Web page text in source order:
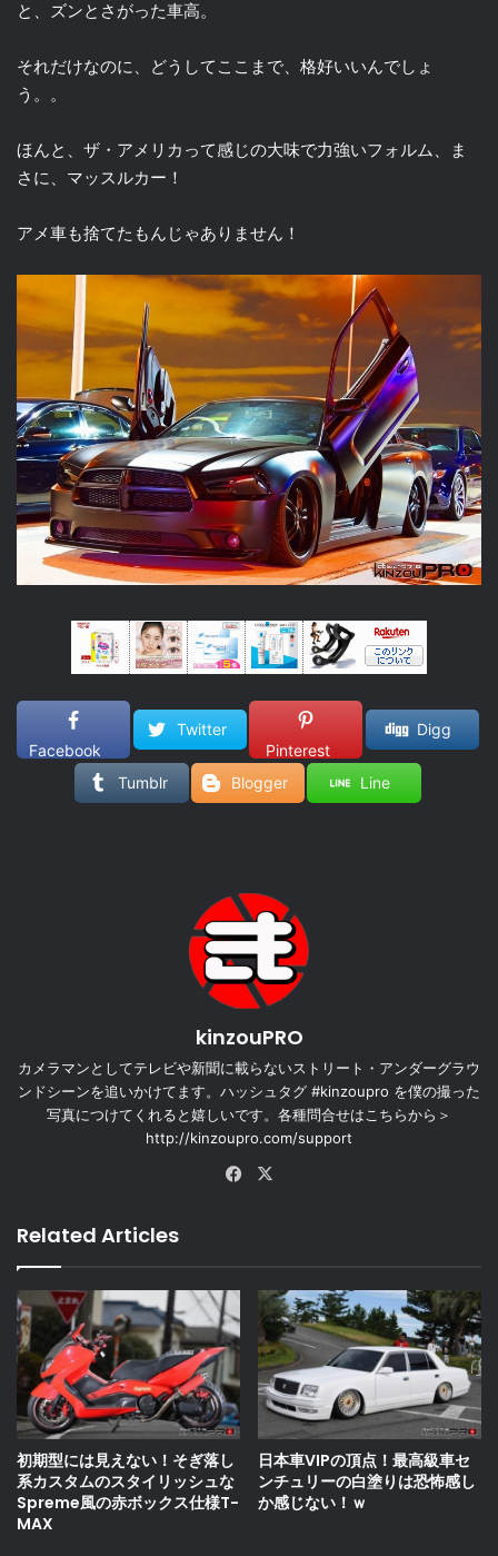
と、ズンとさがった車高。
それだけなのに、どうしてここまで、格好いいんでしょ
う。。
ほんと、ザ・アメリカって感じの大味で力強いフォルム、ま
さに、マッスルカー！
アメ車も捨てたもんじゃありません！
Facebook
Twitter
Pinterest
Digg
Tumblr Blogger Line
kinzouPRO
カメラマンとしてテレビや新聞に載らないストリート・アンダーグラウ
ンドシーンを追いかけてます。ハッシュタグ #kinzoupro を僕の撮った
写真につけてくれると嬉しいです。各種問合せはこちらから＞
http://kinzoupro.com/support
Facebook
Related Articles
初期型には見えない！そぎ落し
系カスタムのスタイリッシュな
Spreme風の赤ボックス仕様T-
MAX
日本車VIPの頂点！最高級車セ
ンチュリーの白塗りは恐怖感し
か感じない！ｗ